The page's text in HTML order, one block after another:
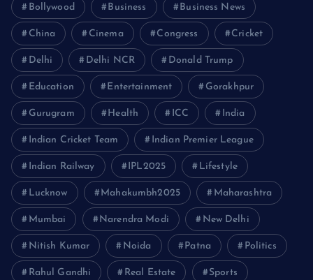
Bollywood Business Business News
China Cinema Congress Cricket
Delhi Delhi NCR Donald Trump
Education Entertainment Gorakhpur
Gurugram Health ICC India
Indian Cricket Team Indian Premier League
Indian Railway IPL2025 Lifestyle
Lucknow Mahakumbh2025 Maharashtra
Mumbai Narendra Modi New Delhi
Nitish Kumar Noida Patna Politics
Rahul Gandhi Real Estate Sports